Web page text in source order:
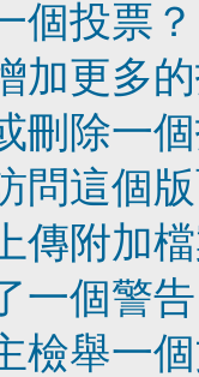
個投票？
加更多
刪除一
問這個
傳附加
一個警
檢舉一